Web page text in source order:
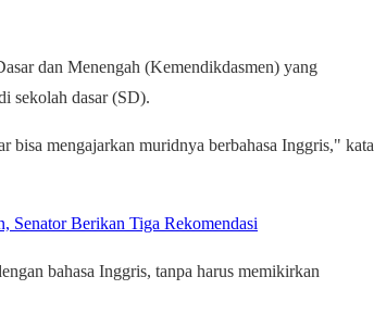
dan Menengah (Kemendikdasmen) yang
sekolah dasar (SD).
bisa mengajarkan muridnya berbahasa Inggris," kata
Senator Berikan Tiga Rekomendasi
bahasa Inggris, tanpa harus memikirkan